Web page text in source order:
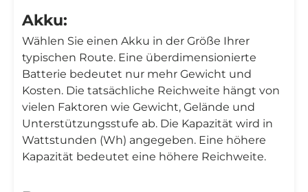
Akku:
Wählen Sie einen Akku in der Größe Ihrer
typischen Route. Eine überdimensionierte
Batterie bedeutet nur mehr Gewicht und
Kosten. Die tatsächliche Reichweite hängt von
vielen Faktoren wie Gewicht, Gelände und
Unterstützungsstufe ab. Die Kapazität wird in
Wattstunden (Wh) angegeben. Eine höhere
Kapazität bedeutet eine höhere Reichweite.